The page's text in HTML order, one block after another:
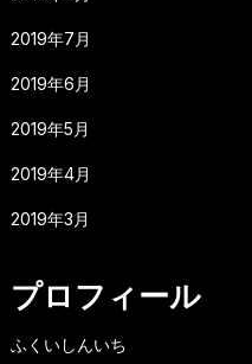
2019年7月
2019年6月
2019年5月
2019年4月
2019年3月
プロフィール
ふくいしんいち